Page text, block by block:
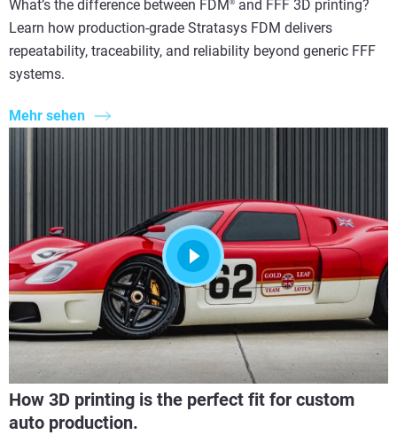
What’s the difference between FDM ® and FFF 3D printing?
Learn how production-grade Stratasys FDM delivers
repeatability, traceability, and reliability beyond generic FFF
systems.
Mehr sehen
How 3D printing is the perfect fit for custom
auto production.